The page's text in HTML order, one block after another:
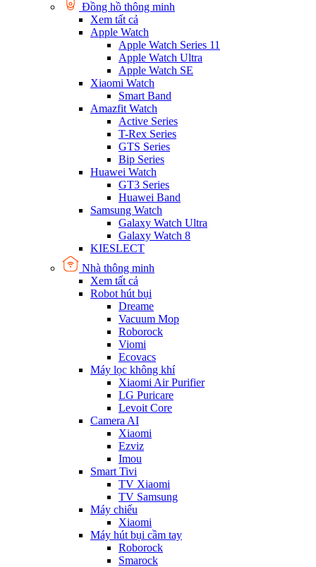
Đồng hồ thông minh
Xem tất cả
Apple Watch
Apple Watch Series 11
Apple Watch Ultra
Apple Watch SE
Xiaomi Watch
Smart Band
Amazfit Watch
Active Series
T-Rex Series
GTS Series
Bip Series
Huawei Watch
GT3 Series
Huawei Band
Samsung Watch
Galaxy Watch Ultra
Galaxy Watch 8
KIESLECT
Nhà thông minh
Xem tất cả
Robot hút bụi
Dreame
Vacuum Mop
Roborock
Viomi
Ecovacs
Máy lọc không khí
Xiaomi Air Purifier
LG Puricare
Levoit Core
Camera AI
Xiaomi
Ezviz
Imou
Smart Tivi
TV Xiaomi
TV Samsung
Máy chiếu
Xiaomi
Máy hút bụi cầm tay
Roborock
Smarock